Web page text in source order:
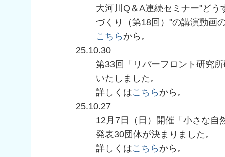
大河川Q＆A連続セミナー"ど
づくり（第18回）"の講演動画
こちら から。
25.10.30
第33回「リバーフロント研究
いたしました。
詳しくはこちら から。
25.10.27
12月7日（日）開催「小さな自
発表30団体が決まりました。
詳しくはこちら から。